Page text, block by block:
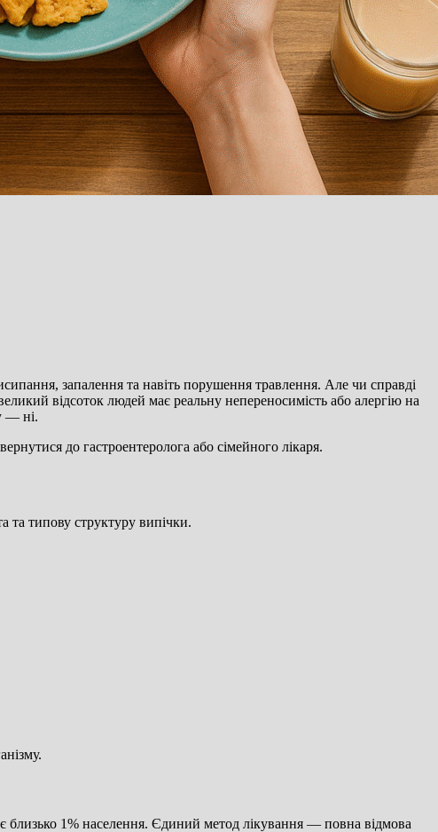
запалення та навіть порушення травлення. Але чи справді
відсоток людей має реальну непереносимість або алергію на
— ні.
до гастроентеролога або сімейного лікаря.
та типову структуру випічки.
1% населення. Єдиний метод лікування — повна відмова